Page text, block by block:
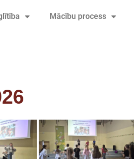
Mācību process